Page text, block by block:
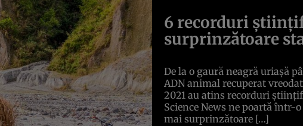
6 recorduri
surprinzătoare
De la o gaură neagră uriașă
ADN animal recuperat
2021 au atins recorduri
Science News ne poartă într-
mai surprinzătoare […]